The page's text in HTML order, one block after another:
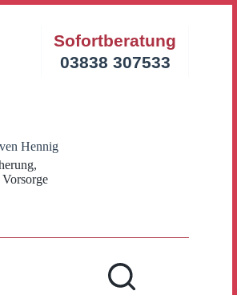
Hennig
Sofortberatung
03838 307533